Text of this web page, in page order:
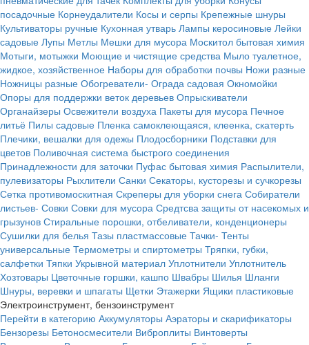
посадочные Корнеудалители Косы и серпы Крепежные шнуры
Культиваторы ручные Кухонная утварь Лампы керосиновые Лейки
садовые Лупы Метлы Мешки для мусора Москитол бытовая химия
Мотыги, мотыжки Моющие и чистящие средства Мыло туалетное,
жидкое, хозяйственное Наборы для обработки почвы Ножи разные
Ножницы разные Обогреватели- Ограда садовая Окномойки
Опоры для поддержки веток деревьев Опрыскиватели
Органайзеры Освежители воздуха Пакеты для мусора Печное
литьё Пилы садовые Пленка самоклеющаяся, клеенка, скатерть
Плечики, вешалки для одежы Плодосборники Подставки для
цветов Поливочная система быстрого соединения
Принадлежности для заточки Пуфас бытовая химия Распылители,
пулевизаторы Рыхлители Санки Секаторы, кусторезы и сучкорезы
Сетка противомоскитная Скреперы для уборки снега Собиратели
листьев- Совки Совки для мусора Средтсва защиты от насекомых и
грызунов Стиральные порошки, отбеливатели, конденционеры
Сушилки для белья Тазы пластмассовые Тачки- Тенты
универсальные Термометры и спиртометры Тряпки, губки,
салфетки Тяпки Укрывной материал Уплотнители Уплотнитель
Хозтовары Цветочные горшки, кашпо Швабры Шилья Шланги
Шнуры, веревки и шпагаты Щетки Этажерки Ящики пластиковые
Электроинструмент, бензоинструмент
Перейти в категорию Аккумуляторы Аэраторы и скарификаторы
Бензорезы Бетоносмесители Виброплиты Винтоверты